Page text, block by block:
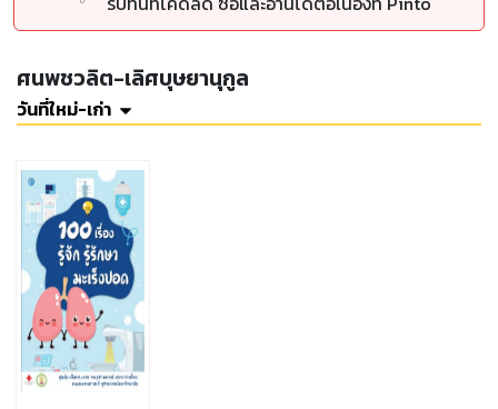
ศนพชวลิต-เลิศบุษยานุกูล
วันที่ใหม่-เก่า